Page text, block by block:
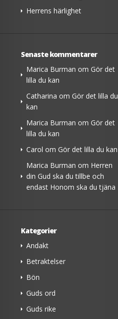
Herrens härlighet
Senaste kommentarer
Marica Burman om Gör det
lilla du kan
Catharina om Gör det lilla du
kan
Marica Burman om Gör det
lilla du kan
Carol om Gör det lilla du kan
Marica Burman om Herren
din Gud ska du tillbe och
endast Honom ska du tjäna
Kategorier
Andakt
Betraktelser
Bön
Guds ord
Guds rike